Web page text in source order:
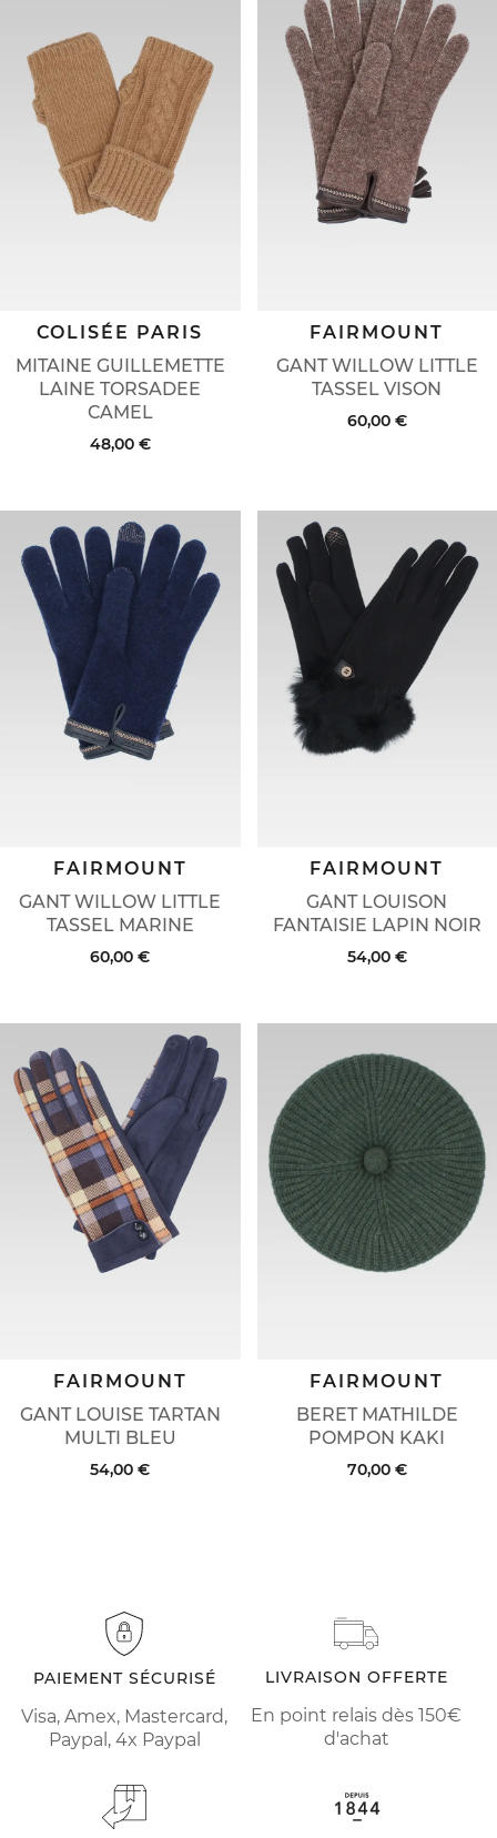
MITAINE GUILLEMETTE
LAINE TORSADEE
CAMEL
COLISÉE PARIS
48,00 €
GANT WILLOW LITTLE
TASSEL VISON
FAIRMOUNT
60,00 €
GANT WILLOW LITTLE
TASSEL MARINE
FAIRMOUNT
60,00 €
GANT LOUISON
FANTAISIE LAPIN NOIR
FAIRMOUNT
54,00 €
GANT LOUISE TARTAN
MULTI BLEU
FAIRMOUNT
54,00 €
BERET MATHILDE
POMPON KAKI
FAIRMOUNT
70,00 €
PAIEMENT SÉCURISÉ
Visa, Amex, Mastercard,
Paypal, 4x Paypal
LIVRAISON OFFERTE
En point relais dès 150€
d'achat